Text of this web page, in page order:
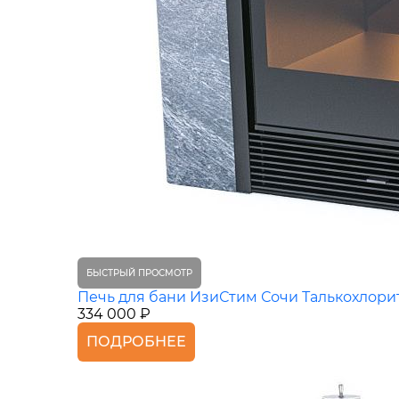
БЫСТРЫЙ ПРОСМОТР
Печь для бани ИзиСтим Сочи
334 000 ₽
ПОДРОБНЕЕ